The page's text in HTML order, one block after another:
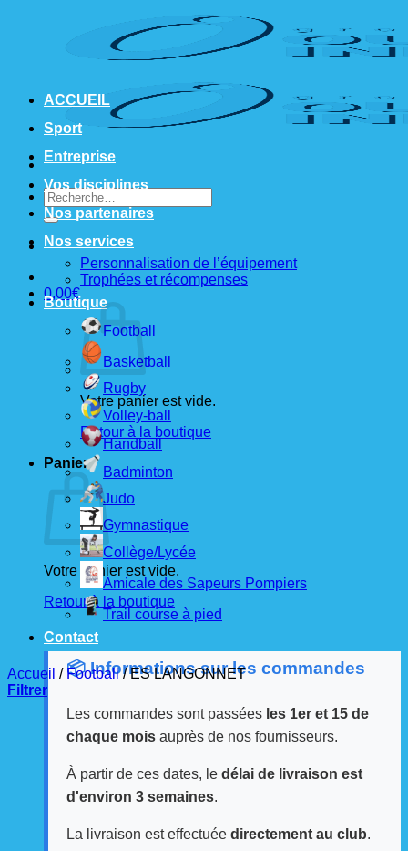
Recherche
pour :
0,00€
Votre panier est vide.
Retour à la boutique
Panier
Votre panier est vide.
Retour à la boutique
📦 Informations sur les commandes
Les commandes sont passées les 1er et 15 de
chaque mois auprès de nos fournisseurs.
À partir de ces dates, le délai de livraison est
d'environ 3 semaines.
La livraison est effectuée directement au club.
ACCUEIL
Sport
Entreprise
Vos disciplines
Nos partenaires
Nos services
Personnalisation de l’équipement
Trophées et récompenses
Boutique
Football
Basketball
Rugby
Volley-ball
Handball
Badminton
Judo
Gymnastique
Collège/Lycée
Amicale des Sapeurs Pompiers
Trail course à pied
Contact
Accueil / Football /ES LANGONNET
Filtrer